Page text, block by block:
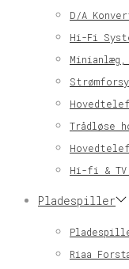
D/A
Hi-Fi
Trådløse
Hi-fi & TV
Pladespiller
Riaa